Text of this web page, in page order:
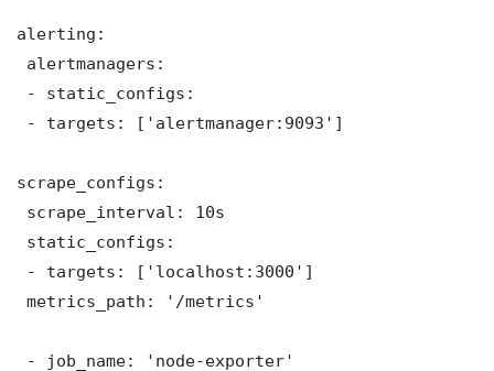
alerting:
alertmanagers:
- static_configs:
- targets: ['alertmanager:9093']
scrape_configs:
scrape_interval: 10s
static_configs:
- targets: ['localhost:3000']
metrics_path: '/metrics'
- job_name: 'node-exporter'